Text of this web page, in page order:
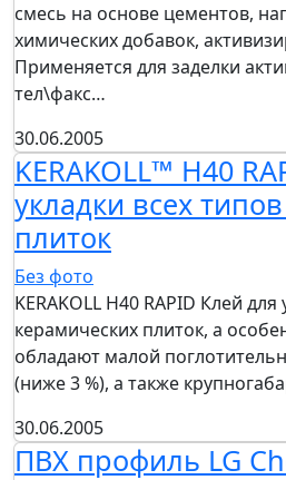
смесь на основе цементов,
химических добавок,
Применяется для заделки
тел\факс…
30.06.2005
KERAKOLL™ H40
укладки всех
плиток
Без фото
KERAKOLL H40 RAPID Клей
керамических плиток, а
обладают малой
(ниже 3 %), а также
30.06.2005
ПВХ профиль LG